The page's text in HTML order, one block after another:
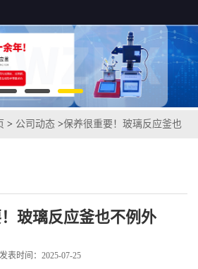
> 公司动态 >保养很重要！玻璃反应釜也
玻璃反应釜也不例外
发表时间：2025-07-25